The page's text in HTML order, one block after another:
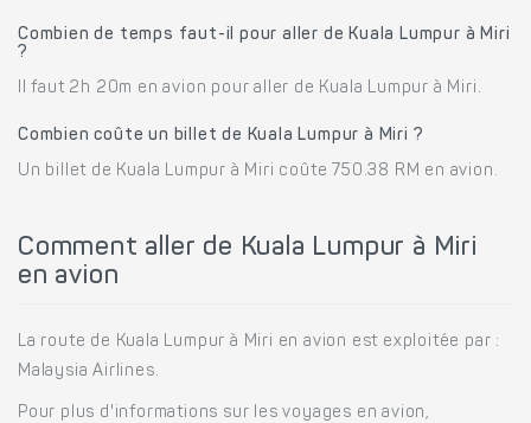
Combien de temps faut-il pour aller de Kuala Lumpur à Miri
?
Il faut 2h 20m en avion pour aller de Kuala Lumpur à Miri.
Combien coûte un billet de Kuala Lumpur à Miri ?
Un billet de Kuala Lumpur à Miri coûte 750.38 RM en avion.
Comment aller de Kuala Lumpur à Miri
en avion
La route de Kuala Lumpur à Miri en avion est exploitée par :
Malaysia Airlines.
Pour plus d'informations sur les voyages en avion,